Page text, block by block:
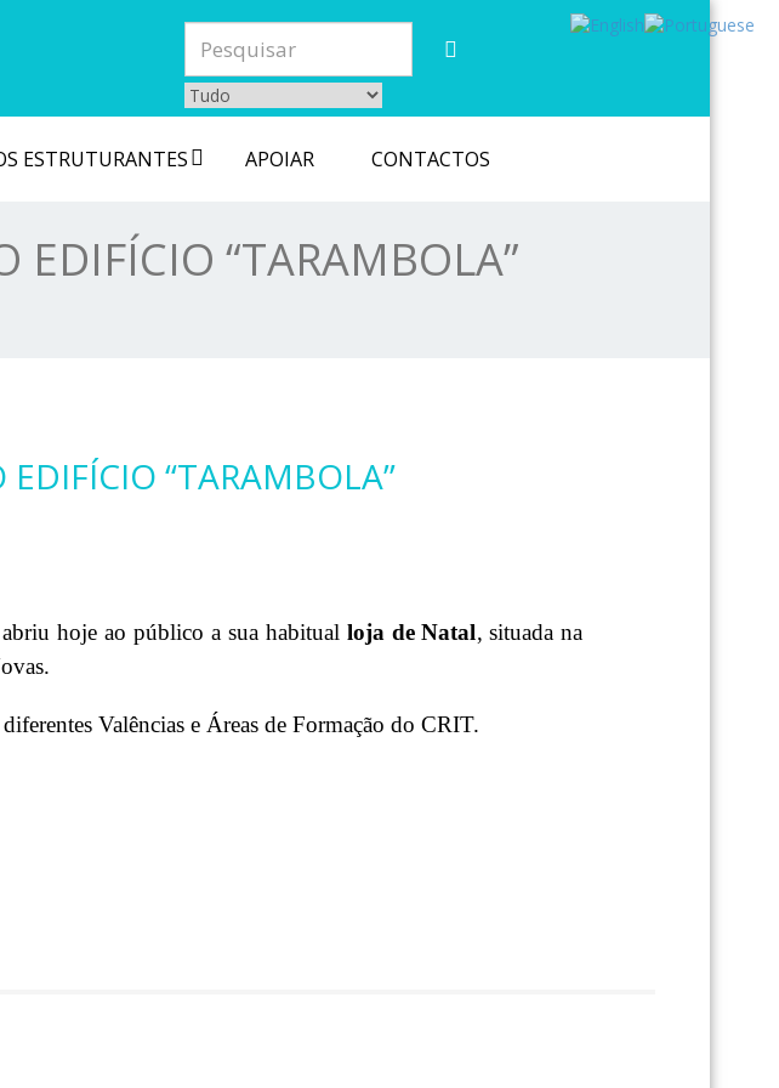
ESTRUTURANTES APOIAR CONTACTOS
EDIFÍCIO “TARAMBOLA”
“TARAMBOLA”
abriu hoje ao público a sua habitual loja de Natal, situada na
Valências e Áreas de Formação do CRIT.